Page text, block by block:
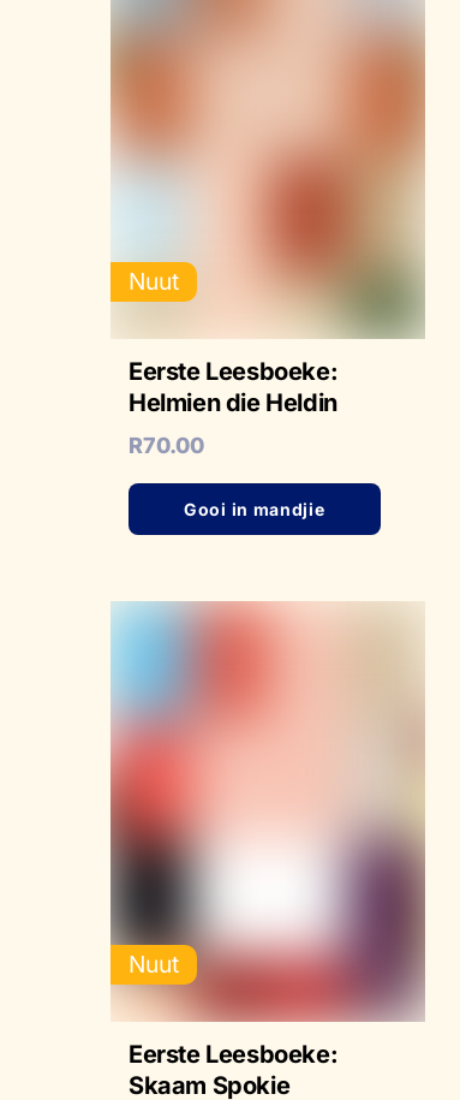
Nuut
Eerste Leesboeke:
Helmien die Heldin
R70.00
Gooi in mandjie
Nuut
Eerste Leesboeke:
Skaam Spokie